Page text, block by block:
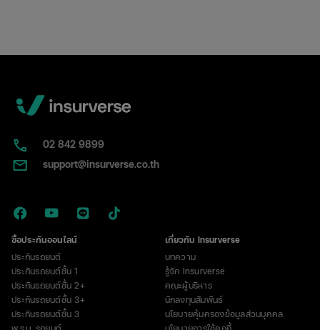
แบบ
วิธี
กับ
ภาษี
02​ 842 9899
support@insurverse.co.th
ซื้อประกันออนไลน์
ประกันรถยนต์
ประกันรถยนต์ชั้น 1
ประกันรถยนต์ชั้น 2+
ประกันรถยนต์ชั้น 3+
ประกันรถยนต์ชั้น 3
เกี่ยวกับ Insurverse
บทความ
รู้จัก Insurverse
คณะผู้บริหาร
นักลงทุนสัมพันธ์
นโยบายคุ้มครองข้อมูลส่วนบุคคล